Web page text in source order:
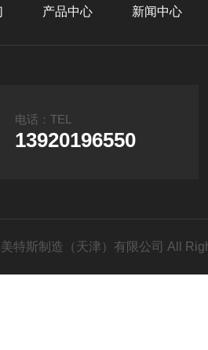
产品中心 新闻中心
电话：TEL
13920196550
特斯制造（天津）有限公司 All